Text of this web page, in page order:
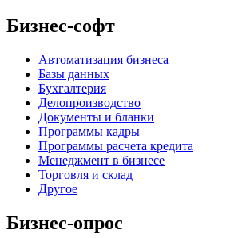
Бизнес-софт
Автоматизация бизнеса
Базы данных
Бухгалтерия
Делопроизводство
Документы и бланки
Программы кадры
Программы расчета кредита
Менеджмент в бизнесе
Торговля и склад
Другое
Бизнес-опрос